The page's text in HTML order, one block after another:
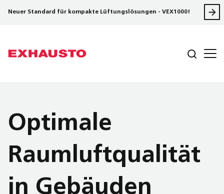
Neuer Standard für kompakte Lüftungslösungen - VEX1000!
Optimale
Raumluftqualität
in Gebäuden